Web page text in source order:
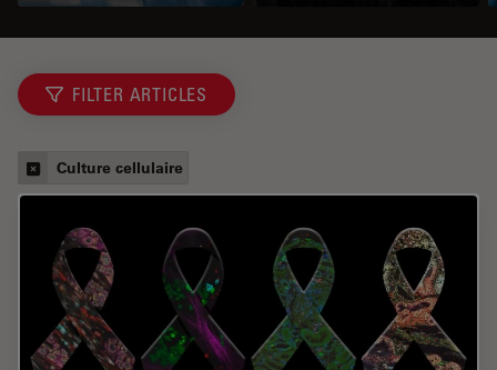
FILTER ARTICLES
Culture cellulaire